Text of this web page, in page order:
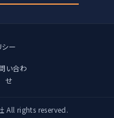
シー
い合わ
せ
All rights reserved.